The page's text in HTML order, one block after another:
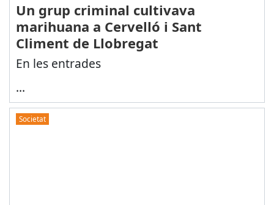
Un grup criminal cultivava
marihuana a Cervelló i Sant
Climent de Llobregat
En les entrades
...
Societat